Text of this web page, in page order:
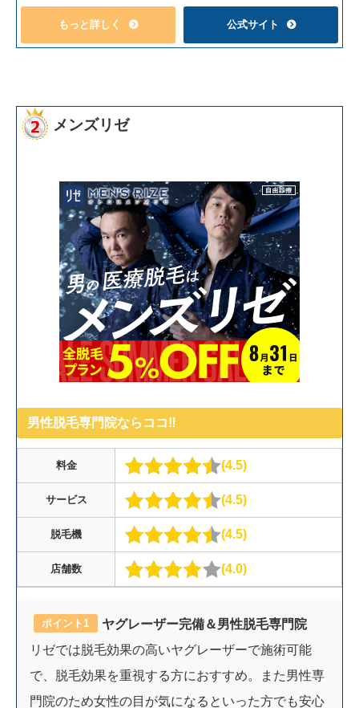
もっと詳しく 公式サイト
メンズリゼ
男性脱毛専門院ならココ‼︎
料金 4.5
サービス 4.5
脱毛機 4.5
店舗数 4.0
ポイント1
ヤグレーザー完備＆男性脱毛専門院
リゼでは脱毛効果の高いヤグレーザーで施術可能
で、脱毛効果を重視する方におすすめ。また男性専
門院のため女性の目が気になるといった方でも安心